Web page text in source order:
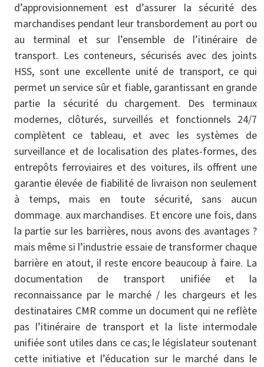
d’approvisionnement est d’assurer la sécurité des
marchandises pendant leur transbordement au port ou
au terminal et sur l’ensemble de l’itinéraire de
transport. Les conteneurs, sécurisés avec des joints
HSS, sont une excellente unité de transport, ce qui
permet un service sûr et fiable, garantissant en grande
partie la sécurité du chargement. Des terminaux
modernes, clôturés, surveillés et fonctionnels 24/7
complètent ce tableau, et avec les systèmes de
surveillance et de localisation des plates-formes, des
entrepôts ferroviaires et des voitures, ils offrent une
garantie élevée de fiabilité de livraison non seulement
à temps, mais en toute sécurité, sans aucun
dommage. aux marchandises. Et encore une fois, dans
la partie sur les barrières, nous avons des avantages ?
mais même si l’industrie essaie de transformer chaque
barrière en atout, il reste encore beaucoup à faire. La
documentation de transport unifiée et la
reconnaissance par le marché / les chargeurs et les
destinataires CMR comme un document qui ne reflète
pas l’itinéraire de transport et la liste intermodale
unifiée sont utiles dans ce cas; le législateur soutenant
cette initiative et l’éducation sur le marché dans le